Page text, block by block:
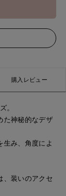
購入レビュー
。
た神秘的なデザ
生み、角度によ
、装いのアクセ